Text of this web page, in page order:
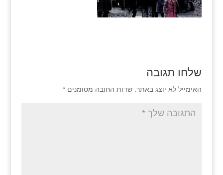
שלחו תגובה
האימייל לא יוצג באתר. שדות החובה מסומנים *